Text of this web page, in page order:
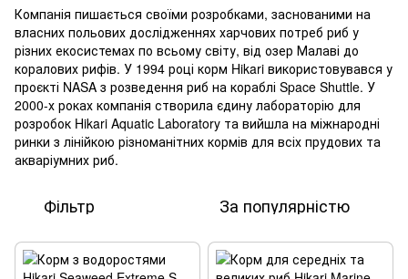
Компанія пишається своїми розробками, заснованими на
власних польових дослідженнях харчових потреб риб у
різних екосистемах по всьому світу, від озер Малаві до
коралових рифів. У 1994 році корм Hikari використовувався у
проєкті NASA з розведення риб на кораблі Space Shuttle. У
2000-х роках компанія створила єдину лабораторію для
розробок Hikari Aquatic Laboratory та вийшла на міжнародні
ринки з лінійкою різноманітних кормів для всіх прудових та
акваріумних риб.
Фільтр За популярністю